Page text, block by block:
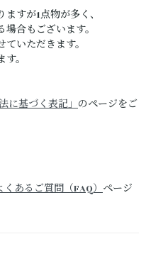
すが1点物が多く、
合もございます。
いただきます。
。
に基づく表記」のページをご
くあるご質問（FAQ）ページ